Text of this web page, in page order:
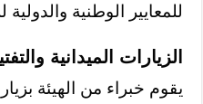
للمعايير الوطنية والدولية
الزيارات الميدانية
يقوم خبراء من الهيئة